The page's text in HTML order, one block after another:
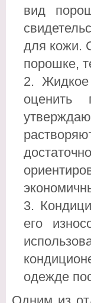
вид
для кожи.
порошке,
оценить
его
одежде